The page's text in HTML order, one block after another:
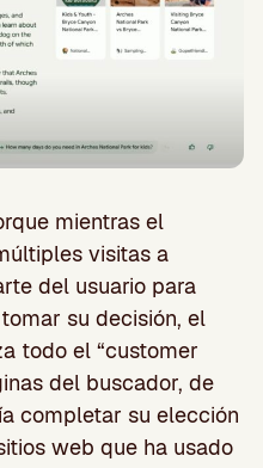
mientras el
visitas a
del usuario para
su decisión, el
todo el “customer
del buscador, de
completar su elección
web que ha usado